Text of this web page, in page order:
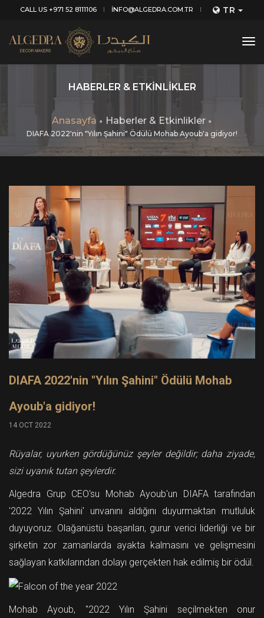
CALL US +971 52 8111106 INFO@ALGEDRA.COM.TR TR
HABERLER & ETKINLIKLER
Anasayfa Haberler & Etkinlikler
DIAFA 2022'nin "Yılın Şahini" Ödülü Mohab Ayoub'a gidiyor!
DIAFA 2022'nin "Yılın Şahini" Ödülü Mohab
Ayoub'a gidiyor!
14 OCT 2022
Rüyalar, uyurken gördüğünüz şeyler değildir; daha ziyade,
sizi uyanık tutan şeylerdir.
Algedra Grup CEO'su Mohab Ayoub'un DIAFA tarafından
'2022 Yılın Şahini' unvanını aldığını duyurmaktan mutluluk
duyuyoruz. Olağanüstü başarıları, gurur verici liderliği ve bir
şirketin zor zamanlarda ayakta kalmasını ve gelişmesini
sağlayan katkılarından dolayı gerçekten hak edilmiş bir ödül.
Mohab Ayoub, "2022 Yılın Şahini seçilmekten onur